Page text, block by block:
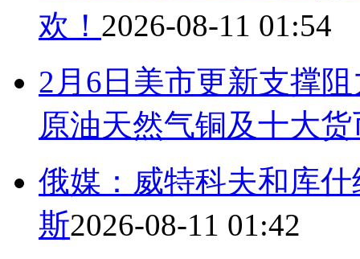
欢！ 2026-08-11 01:54
2月6日美市更新支撑
原油天然气铜及十大
俄媒：威特科夫和库
斯2026-08-11 01:42